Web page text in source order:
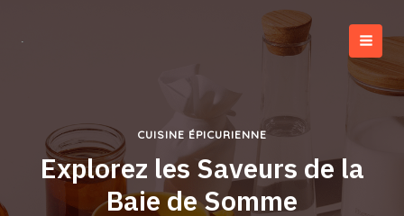
CUISINE ÉPICURIENNE
Explorez les Saveurs de la
Baie de Somme